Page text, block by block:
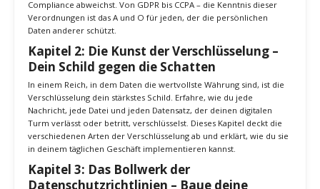
Bevor du einen Fuß in die undurchsichtige Wildnis des Internets
setzt, musst du die Landkarte der Datenschutzgesetze verstehen.
Dieser Kompass wird dich durch die rechtlichen Anforderungen
führen und sicherstellen, dass du nicht von den Pfaden der
Compliance abweichst. Von GDPR bis CCPA – die Kenntnis dieser
Verordnungen ist das A und O für jeden, der die persönlichen
Daten anderer schützt.
Kapitel 2: Die Kunst der Verschlüsselung –
Dein Schild gegen die Schatten
In einem Reich, in dem Daten die wertvollste Währung sind, ist die
Nachricht, jede Datei und jeden Datensatz, der deinen digitalen